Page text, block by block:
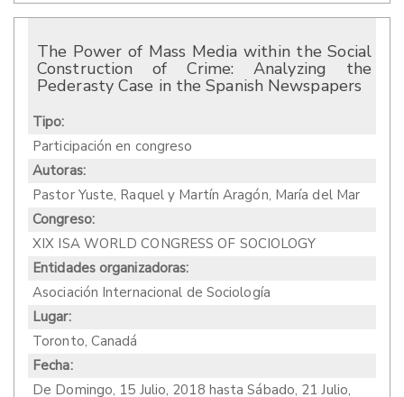
The Power of Mass Media within the Social
Construction of Crime: Analyzing the
Pederasty Case in the Spanish Newspapers
Tipo:
Participación en congreso
Autoras:
Pastor Yuste, Raquel y Martín Aragón, María del Mar
Congreso:
XIX ISA WORLD CONGRESS OF SOCIOLOGY
Entidades organizadoras:
Asociación Internacional de Sociología
Lugar:
Toronto, Canadá
Fecha:
De Domingo, 15 Julio, 2018 hastaSábado, 21 Julio,